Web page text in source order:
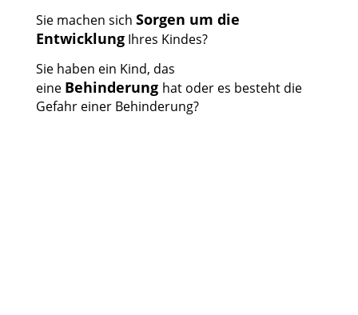
Sie machen sich Sorgen um die
EntwicklungIhres Kindes?
Sie haben ein Kind, das
eine Behinderung hat oder es besteht die
Gefahr einer Behinderung?